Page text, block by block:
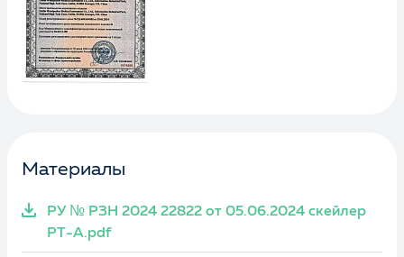
Материалы
РУ № РЗН 2024 22822 от 05.06.2024 скейлер
PT-A.pdf